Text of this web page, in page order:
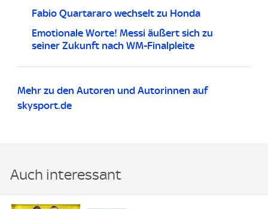
Fabio Quartararo wechselt zu Honda
Emotionale Worte! Messi äußert sich zu
seiner Zukunft nach WM-Finalpleite
Mehr zu den Autoren und Autorinnen auf
skysport.de
Auch interessant